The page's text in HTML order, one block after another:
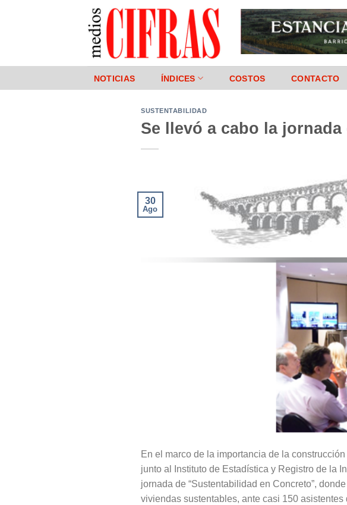
NOTICIAS ÍNDICES COSTOS CONTACTO
SUSTENTABILIDAD
Se llevó a cabo la
30
Ago
En el marco de la importancia de la
junto al Instituto de Estadística y Registro de la
jornada de “Sustentabilidad en Concreto”,
viviendas sustentables, ante casi 150